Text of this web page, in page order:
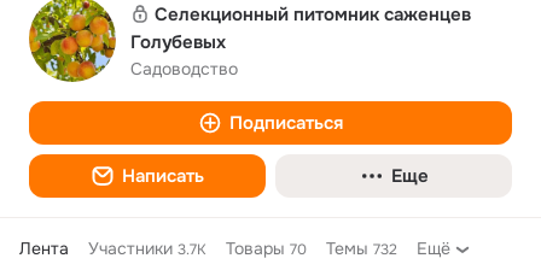
Селекционный питомник саженцев
Голубевых
Садоводство
Подписаться
Написать Еще
Лента Участники 3.7K Товары 70 Темы 732 Ещё